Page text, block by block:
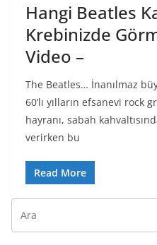
Hangi Beatles
Krebinizde
Video –
The Beatles… İnanılmaz
60’lı yılların efsanevi rock
hayranı, sabah
verirken bu
Read More